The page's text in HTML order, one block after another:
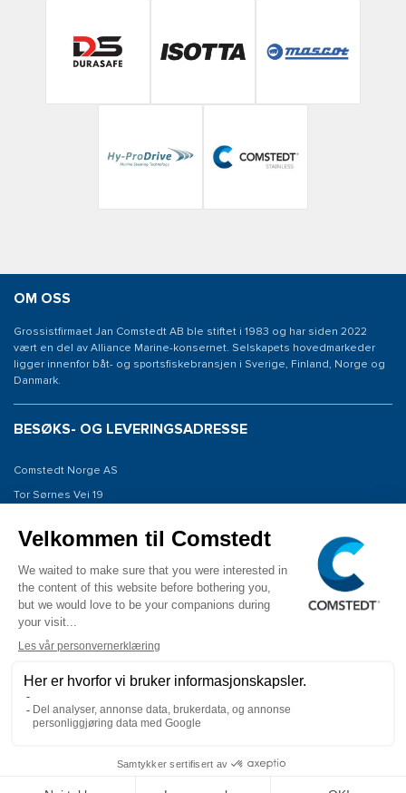
OM OSS
Grossistfirmaet Jan Comstedt AB ble stiftet i 1983 og har siden 2022
vært en del av Alliance Marine-konsernet. Selskapets hovedmarkeder
ligger innenfor båt- og sportsfiskebransjen i Sverige, Finland, Norge og
Danmark.
BESØKS- OG LEVERINGSADRESSE
Comstedt Norge AS
Tor Sørnes Vei 19
Norway
KONTAKT OSS